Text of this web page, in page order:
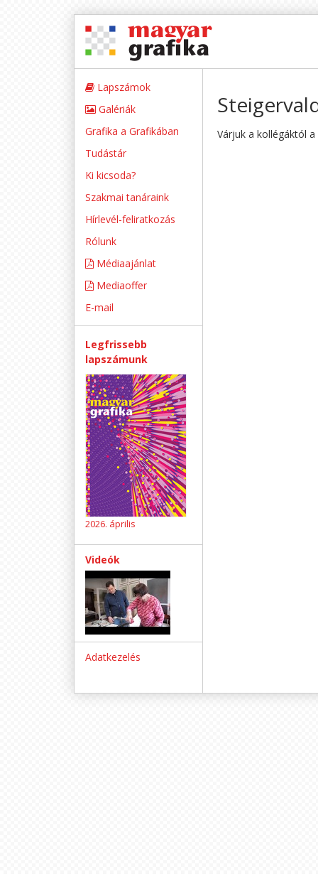
Várjuk a kollégáktól
Lapszámok
Galériák
Grafika a Grafikában
Tudástár
Ki kicsoda?
Szakmai tanáraink
Hírlevél-feliratkozás
Rólunk
Médiaajánlat
Mediaoffer
E-mail
Legfrissebb
lapszámunk
2026. április
Videók
Adatkezelés